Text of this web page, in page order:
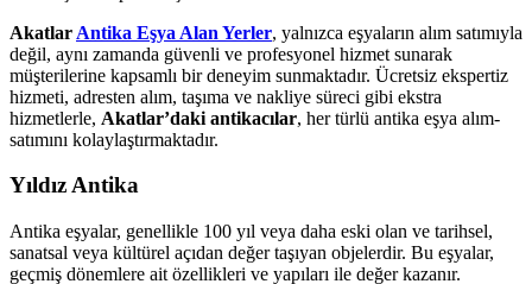
Akatlar Antika Eşya Alan Yerler, yalnızca eşyaların alım satımıyla
değil, aynı zamanda güvenli ve profesyonel hizmet sunarak
müşterilerine kapsamlı bir deneyim sunmaktadır. Ücretsiz ekspertiz
hizmeti, adresten alım, taşıma ve nakliye süreci gibi ekstra
hizmetlerle, Akatlar’daki antikacılar, her türlü antika eşya alım-
satımını kolaylaştırmaktadır.
Yıldız Antika
Antika eşyalar, genellikle 100 yıl veya daha eski olan ve tarihsel,
sanatsal veya kültürel açıdan değer taşıyan objelerdir. Bu eşyalar,
geçmiş dönemlere ait özellikleri ve yapıları ile değer kazanır.